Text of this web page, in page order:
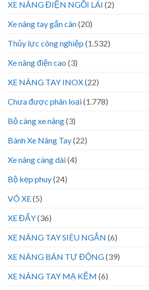
XE NÂNG ĐIỆN NGỒI LÁI (2)
Xe nâng tay gắn cân(20)
Thủy lực công nghiệp (1.532)
Xe nâng điện cao (3)
XE NÂNG TAY INOX(22)
Chưa được phân loại(1.778)
Bộ càng xe nâng(3)
Bánh Xe Nâng Tay(22)
Xe nâng càng dài(4)
Bộ kẹp phuy(24)
VÕ XE(5)
XE ĐẨY(36)
XE NÂNG TAY SIÊU NGẮN (6)
XE NÂNG BÁN TỰ ĐỘNG(39)
XE NÂNG TAY MẠ KẼM (6)